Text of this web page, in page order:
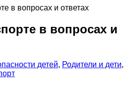
в вопросах и ответах
в вопросах и
детей, Родители и дети,